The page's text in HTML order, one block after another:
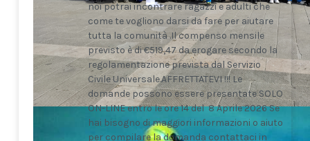
noi potrai incontrare ragazzi e adulti che
come te vogliono darsi da fare per aiutare
tutta la comunità .Il compenso mensile
previsto è di €519,47 da erogare secondo la
regolamentazione prevista dal Servizio
Civile Universale.AFFRETTATEVI !!! Le
domande possono essere presentate SOLO
ON-LINE entro le ore 14 del 8 Aprile 2026 Se
hai bisogno di maggiori informazioni o aiuto
per compilare la domanda contattaci in